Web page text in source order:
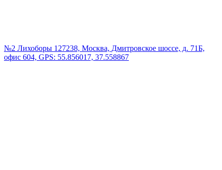
№2 Лихоборы 127238, Москва, Дмитровское шоссе, д. 71Б,
офис 604, GPS: 55.856017, 37.558867